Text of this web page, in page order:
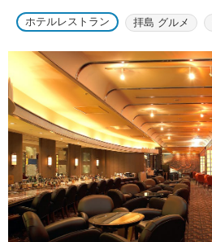
ホテルレストラン 拝島 グルメ